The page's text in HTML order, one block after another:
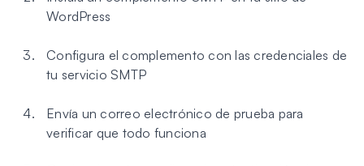
WordPress
Configura el complemento con las credenciales de
tu servicio SMTP
Envía un correo electrónico de prueba para
verificar que todo funciona